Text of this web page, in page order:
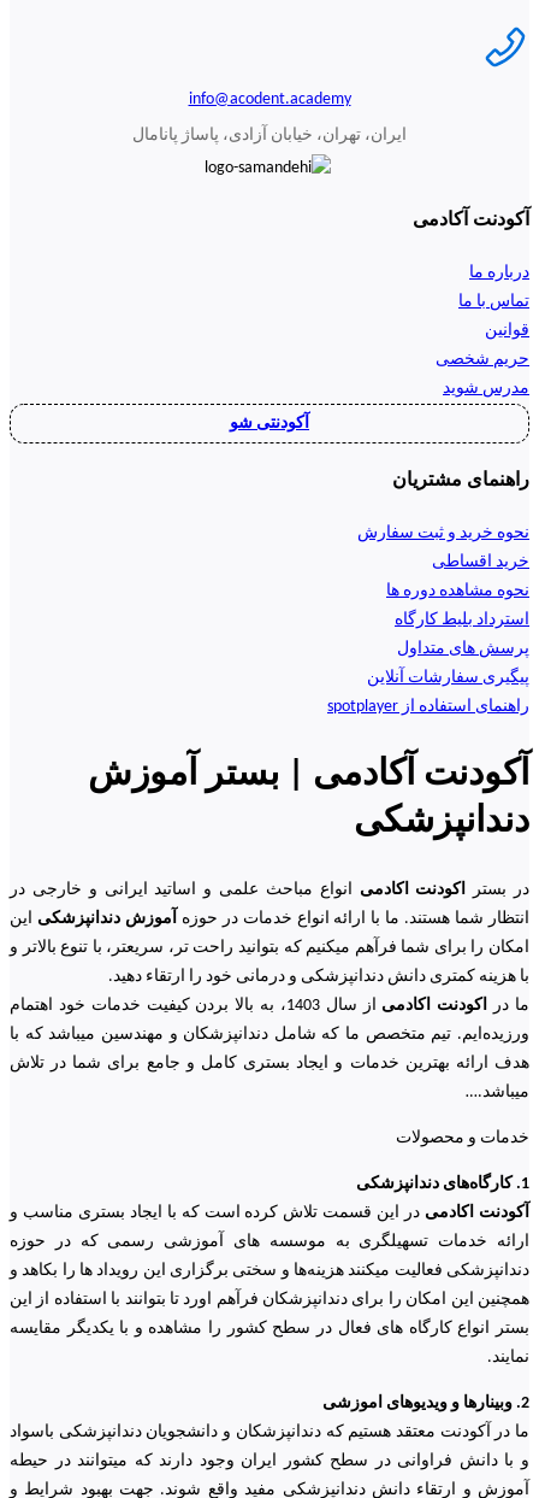
info@acodent.academy
ایران، تهران، خیابان آزادی، پاساژ پانامال
آکودنت آکادمی
درباره ما
تماس با ما
قوانین
حریم شخصی
مدرس شوید
آکودنتی شو
راهنمای مشتریان
نحوه خرید و ثبت سفارش
خرید اقساطی
نحوه مشاهده دوره ها
استرداد بلیط کارگاه
پرسش های متداول
پیگیری سفارشات آنلاین
راهنمای استفاده از spotplayer
آکودنت آکادمی | بستر آموزش
دندانپزشکی
در بستر اکودنت اکادمی انواع مباحث علمی و اساتید ایرانی و خارجی در
انتظار شما هستند. ما با ارائه انواع خدمات در حوزه آموزش دندانپزشکی این
امکان را برای شما فرآهم میکنیم که بتوانید راحت تر، سریعتر، با تنوع بالاتر و
با هزینه کمتری دانش دندانپزشکی و درمانی خود را ارتقاء دهید.
ما در اکودنت اکادمی
از سال 1403، به بالا بردن کیفیت خدمات خود اهتمام
ورزیده‌‌ایم. تیم متخصص ما که شامل دندانپزشکان و مهندسین میباشد که با
هدف ارائه بهترین خدمات و ایجاد بستری کامل و جامع برای شما در تلاش
میباشد.…
خدمات و محصولات
1. کارگاه‌های دندانپزشکی
آکودنت اکادمی در این قسمت تلاش کرده است که با ایجاد بستری مناسب و
ارائه خدمات تسهیلگری به موسسه های آموزشی رسمی که در حوزه
دندانپزشکی فعالیت میکنند هزینه‌ها و سختی برگزاری این رویداد ها را بکاهد و
همچنین این امکان را برای دندانپزشکان فرآهم اورد تا بتوانند با استفاده از این
بستر انواع کارگاه های فعال در سطح کشور را مشاهده و با یکدیگر مقایسه
نمایند.
2. وبینارها و ویدیوهای اموزشی
ما در آکودنت معتقد هستیم که دندانپزشکان و دانشجویان دندانپزشکی باسواد
و با دانش فراوانی در سطح کشور ایران وجود دارند که میتوانند در حیطه
آموزش و ارتقاء دانش دندانپزشکی مفید واقع شوند. جهت بهبود شرایط و